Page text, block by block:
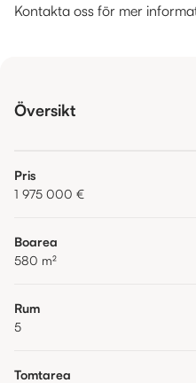
Kontakta oss för mer
Översikt
Pris
1 975 000 €
Boarea
580 m²
Rum
5
Tomtarea